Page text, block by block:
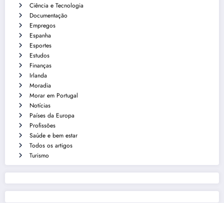
Ciência e Tecnologia
Documentação
Empregos
Espanha
Esportes
Estudos
Finanças
Irlanda
Moradia
Morar em Portugal
Notícias
Países da Europa
Profissões
Saúde e bem estar
Todos os artigos
Turismo